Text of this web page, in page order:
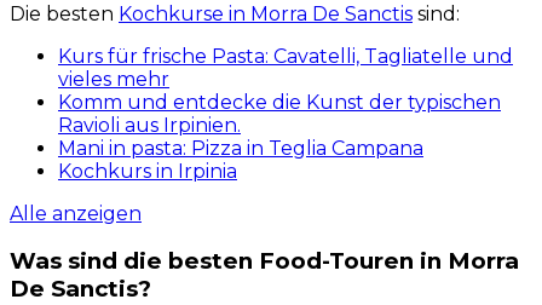
Die besten Kochkurse in Morra De Sanctis sind:
Kurs für frische Pasta: Cavatelli, Tagliatelle und
vieles mehr
Komm und entdecke die Kunst der typischen
Ravioli aus Irpinien.
Mani in pasta: Pizza in Teglia Campana
Kochkurs in Irpinia
Alle anzeigen
Was sind die besten Food-Touren in Morra
De Sanctis?